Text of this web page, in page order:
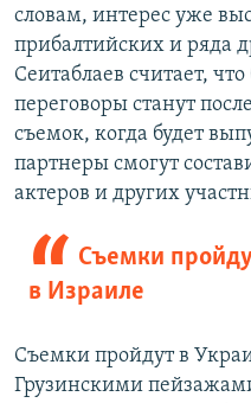
словам, интерес уже
прибалтийских и ряда
Сеитаблаев считает,
переговоры станут
съемок, когда будет
партнеры смогут
актеров и других
Съемки
в Израиле
Съемки пройдут в
Грузинскими